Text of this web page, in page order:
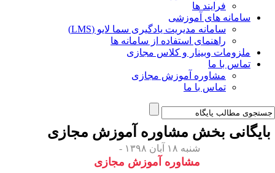
فرایند ها
سامانه های آموزشی
سامانه مدیریت یادگیری سما لایو (LMS)
راهنمای استفاده از سامانه ها
ملزومات وبینار و کلاس مجازی
تماس با ما
مشاوره آموزش مجازی
تماس با ما
بخش مشاوره آموزش مجازی
شنبه ۱۸ آبان ۱۳۹۸ -
مشاوره آموزش مجازی